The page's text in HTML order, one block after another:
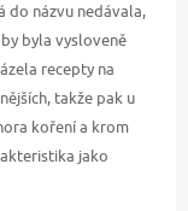
do názvu nedávala,
byla vysloveně
recepty na
takže pak u
koření a krom
jako